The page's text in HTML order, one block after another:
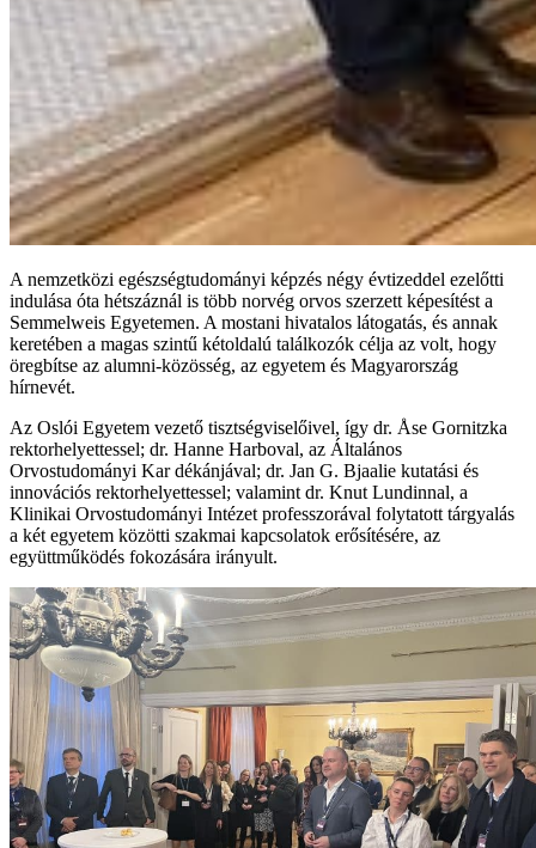
A nemzetközi egészségtudományi képzés négy évtizeddel ezelőtti
indulása óta hétszáznál is több norvég orvos szerzett képesítést a
Semmelweis Egyetemen. A mostani hivatalos látogatás, és annak
keretében a magas szintű kétoldalú találkozók célja az volt, hogy
öregbítse az alumni-közösség, az egyetem és Magyarország
hírnevét.
Az Oslói Egyetem vezető tisztségviselőivel, így dr. Åse Gornitzka
rektorhelyettessel; dr. Hanne Harboval, az Általános
Orvostudományi Kar dékánjával; dr. Jan G. Bjaalie kutatási és
innovációs rektorhelyettessel; valamint dr. Knut Lundinnal, a
Klinikai Orvostudományi Intézet professzorával folytatott tárgyalás
a két egyetem közötti szakmai kapcsolatok erősítésére, az
együttműködés fokozására irányult.